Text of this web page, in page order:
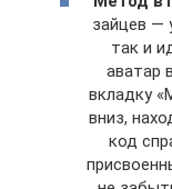
зайцев —
так и
аватар
вкладку
вниз,
код